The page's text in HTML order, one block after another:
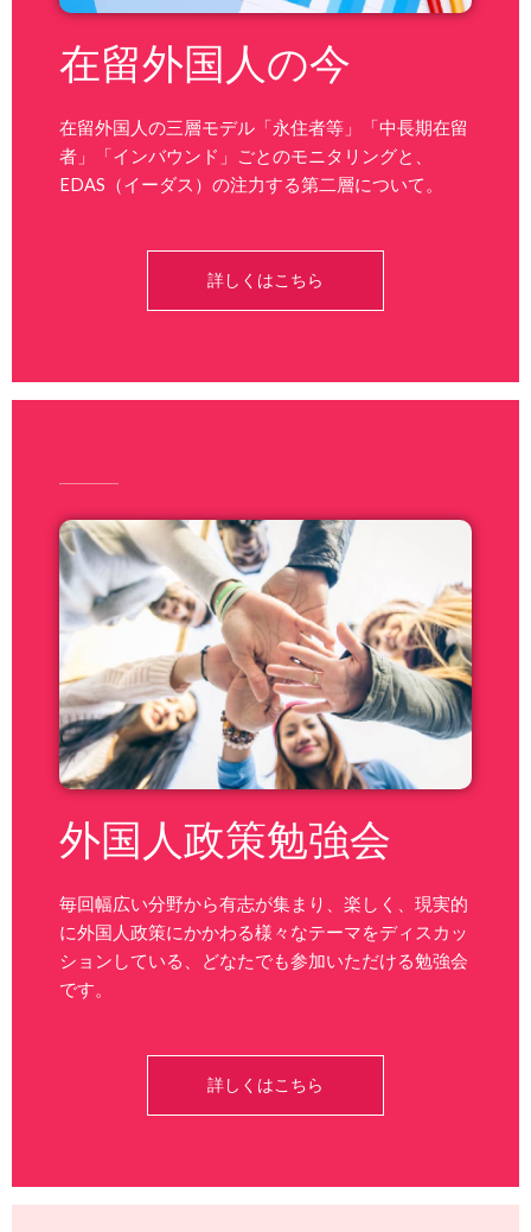
在留外国人の今
在留外国人の三層モデル「永住者等」「中長期在留
者」「インバウンド」ごとのモニタリングと、
EDAS（イーダス）の注力する第二層について。
詳しくはこちら
外国人政策勉強会
毎回幅広い分野から有志が集まり、楽しく、現実的
に外国人政策にかかわる様々なテーマをディスカッ
ションしている、どなたでも参加いただける勉強会
です。
詳しくはこちら